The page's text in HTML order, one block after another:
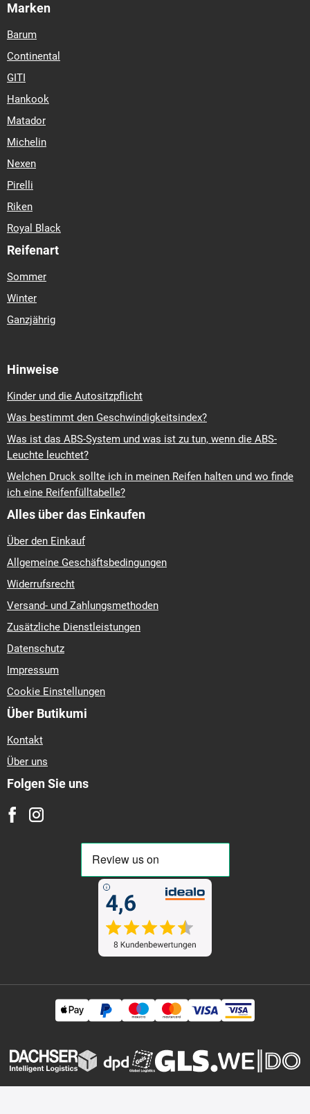
Marken
Barum
Continental
GITI
Hankook
Matador
Michelin
Nexen
Pirelli
Riken
Royal Black
Reifenart
Sommer
Winter
Ganzjährig
Hinweise
Kinder und die Autositzpflicht
Was bestimmt den Geschwindigkeitsindex?
Was ist das ABS-System und was ist zu tun, wenn die ABS-
Leuchte leuchtet?
Welchen Druck sollte ich in meinen Reifen halten und wo finde
ich eine Reifenfülltabelle?
Alles über das Einkaufen
Über den Einkauf
Allgemeine Geschäftsbedingungen
Widerrufsrecht
Versand- und Zahlungsmethoden
Zusätzliche Dienstleistungen
Datenschutz
Impressum
Cookie Einstellungen
Über Butikumi
Kontakt
Über uns
Folgen Sie uns